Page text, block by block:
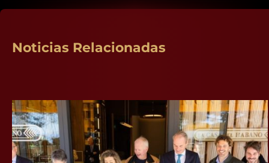
Noticias Relacionadas